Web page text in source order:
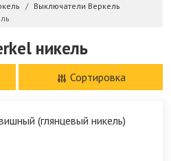
Выключатели Веркель
никель
Сортировка